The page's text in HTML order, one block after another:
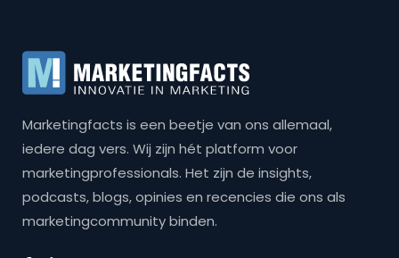
Marketingfacts is een beetje van ons allemaal,
iedere dag vers. Wij zijn hét platform voor
marketingprofessionals. Het zijn de insights,
podcasts, blogs, opinies en recencies die ons als
marketingcommunity binden.